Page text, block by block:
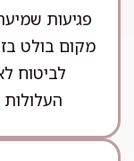
פגיעות
מקום בולט
לביטוח